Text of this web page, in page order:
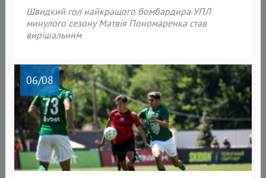
Швидкий гол найкращого бомбардира УПЛ
минулого сезону Матвія Пономаренка став
вирішальним
06/08